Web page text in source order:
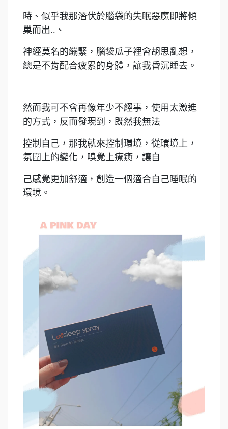
時、似乎我那潛伏於腦袋的失眠惡魔即將傾
巢而出..、
神經莫名的繃緊，腦袋瓜子裡會胡思亂想，
總是不肯配合疲累的身體，讓我昏沉睡去。
然而我可不會再像年少不經事，使用太激進
的方式，反而發現到，既然我無法
控制自己，那我就來控制環境，從環境上，
氛圍上的變化，嗅覺上療癒，讓自
己感覺更加舒適，創造一個適合自己睡眠的
環境。